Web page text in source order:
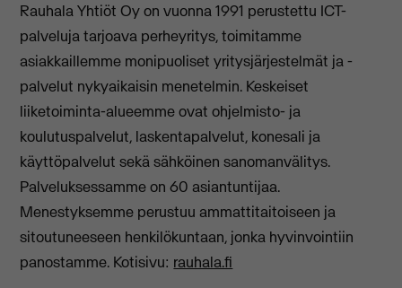
Rauhala Yhtiöt Oy on vuonna 1991 perustettu ICT-
palveluja tarjoava perheyritys, toimitamme
asiakkaillemme monipuoliset yritysjärjestelmät ja -
palvelut nykyaikaisin menetelmin. Keskeiset
liiketoiminta-alueemme ovat ohjelmisto- ja
koulutuspalvelut, laskentapalvelut, konesali ja
käyttöpalvelut sekä sähköinen sanomanvälitys.
Palveluksessamme on 60 asiantuntijaa.
Menestyksemme perustuu ammattitaitoiseen ja
sitoutuneeseen henkilökuntaan, jonka hyvinvointiin
panostamme. Kotisivu: rauhala.fi